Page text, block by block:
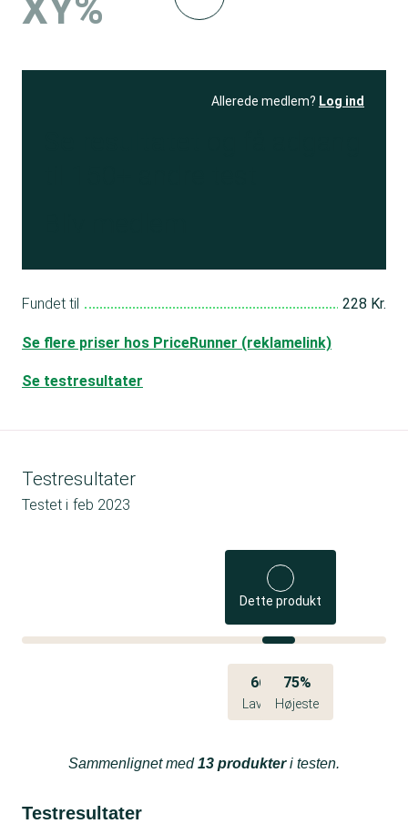
Allerede medlem? Log ind
Fundet til 228 Kr.
Se flere priser hos PriceRunner (reklamelink)
Se testresultater
Testresultater
Testet i feb 2023
Dette produkt
66%
Laveste
75%
Højeste
Sammenlignet med13 produkteri testen.
Testresultater